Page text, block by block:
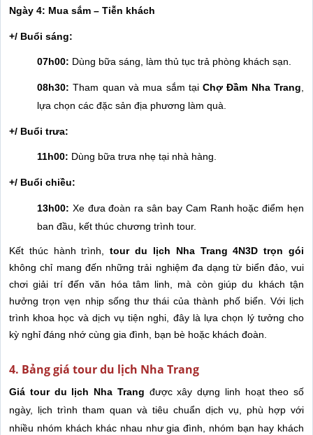
Ngày 4: Mua sắm – Tiễn khách
+/ Buổi sáng:
07h00: Dùng bữa sáng, làm thủ tục trả phòng khách sạn.
08h30: Tham quan và mua sắm tạiChợ Đầm Nha Trang
lựa chọn các đặc sản địa phương làm quà.
+/ Buổi trưa:
11h00: Dùng bữa trưa nhẹ tại nhà hàng.
+/ Buổi chiều:
13h00: Xe đưa đoàn ra sân bay Cam Ranh hoặc điểm hẹn
ban đầu, kết thúc chương trình tour.
Kết thúc hành trình,tour du lịch Nha Trang 4N3D trọn gói
không chỉ mang đến những trải nghiệm đa dạng từ biển đảo, vui
chơi giải trí đến văn hóa tâm linh, mà còn giúp du khách tận
hưởng trọn vẹn nhịp sống thư thái của thành phố biển. Với lịch
trình khoa học và dịch vụ tiện nghi, đây là lựa chọn lý tưởng cho
kỳ nghỉ đáng nhớ cùng gia đình, bạn bè hoặc khách đoàn.
4. Bảng giá tour du lịch Nha Trang
Giá tour du lịch Nha Trang được xây dựng linh hoạt theo số
ngày, lịch trình tham quan và tiêu chuẩn dịch vụ, phù hợp với
nhiều nhóm khách khác nhau như gia đình, nhóm bạn hay khách